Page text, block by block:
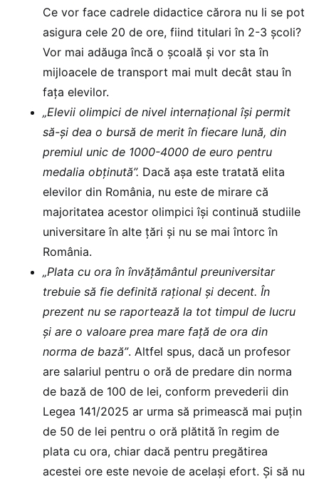
Ce vor face cadrele didactice cărora nu li se pot
asigura cele 20 de ore, fiind titulari în 2-3 școli?
Vor mai adăuga încă o școală și vor sta în
mijloacele de transport mai mult decât stau în
fața elevilor.
„Elevii olimpici de nivel internațional își permit
să-și dea o bursă de merit în fiecare lună, din
premiul unic de 1000-4000 de euro pentru
medalia obținută”. Dacă așa este tratată elita
elevilor din România, nu este de mirare că
majoritatea acestor olimpici își continuă studiile
universitare în alte țări și nu se mai întorc în
România.
„Plata cu ora în învățământul preuniversitar
trebuie să fie definită rațional și decent. În
prezent nu se raportează la tot timpul de lucru
și are o valoare prea mare față de ora din
norma de bază”. Altfel spus, dacă un profesor
are salariul pentru o oră de predare din norma
de bază de 100 de lei, conform prevederii din
Legea 141/2025 ar urma să primească mai puțin
de 50 de lei pentru o oră plătită în regim de
plata cu ora, chiar dacă pentru pregătirea
acestei ore este nevoie de același efort. Și să nu